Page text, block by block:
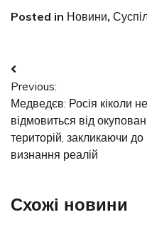
Posted in Новини,
Навігація
записів
Previous:
Медведєв: Росія кіколи не
відмовиться від
територій, закликаючи до
визнання реалій
Схожі новини